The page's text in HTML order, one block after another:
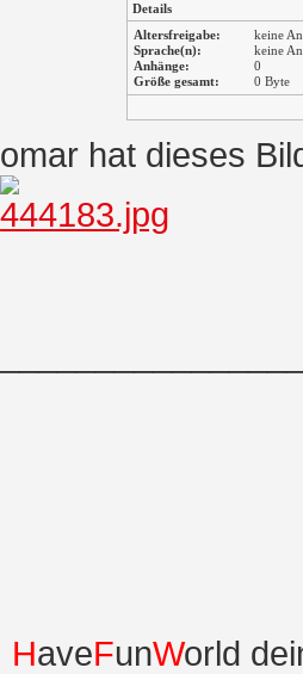
Details
Altersfreigabe:
keine
Sprache(n):
keine
Anhänge:
0
Größe gesamt:
0 Byte
omar hat dieses
HaveFunWorld